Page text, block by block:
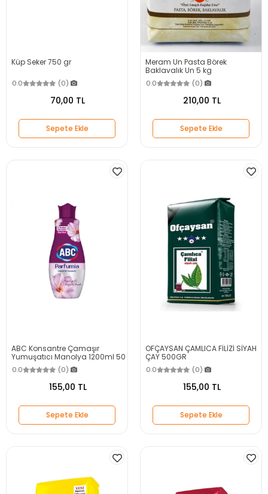
Küp Seker 750 gr
0.0 (0)
70,00 TL
Sepete Ekle
Meram Un Pasta Börek
Baklavalık Un 5 kg
0.0 (0)
210,00 TL
Sepete Ekle
ABC Konsantre Çamaşır
Yumuşatıcı Manolya 1200ml 50
Yıkama
0.0 (0)
155,00 TL
Sepete Ekle
OFÇAYSAN ÇAMLICA FİLİZİ SİYAH
ÇAY 500GR
0.0 (0)
155,00 TL
Sepete Ekle